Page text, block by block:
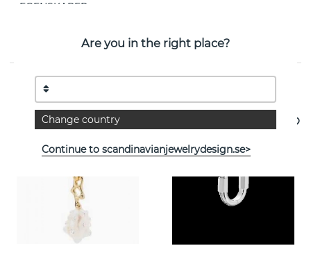
EGENSKAPER
Halvandet
Are you in the right place?
Change country
Continue to scandinavianjewelrydesign.se>